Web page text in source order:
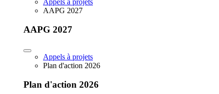
AAPG 2027
AAPG 2027
Appels à projets
Plan d'action 2026
Plan d'action 2026